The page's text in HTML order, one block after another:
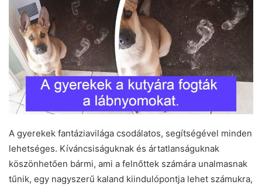
A gyerekek fantáziavilága csodálatos, segítségével minden
lehetséges. Kíváncsiságuknak és ártatlanságuknak
köszönhetően bármi, ami a felnőttek számára unalmasnak
tűnik, egy nagyszerű kaland kiindulópontja lehet számukra,